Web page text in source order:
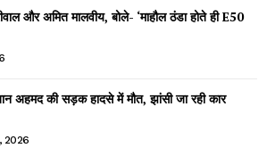
News on AIN
और अमित मालवीय, बोले- ‘माहौल ठंडा होते ही E50
अहमद की सड़क हादसे में मौत, झांसी जा रही कार
2026